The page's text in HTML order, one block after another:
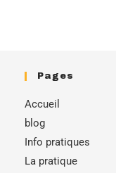
Pages
Accueil
blog
Info pratiques
La pratique